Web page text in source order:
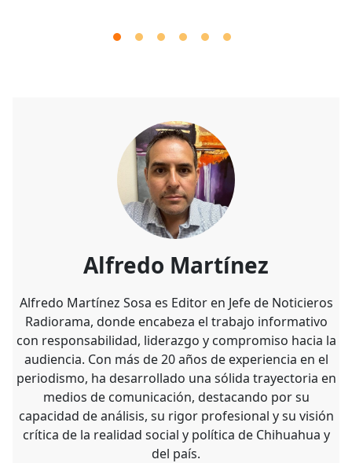
Alfredo Martínez
Alfredo Martínez Sosa es Editor en Jefe de Noticieros
Radiorama, donde encabeza el trabajo informativo
con responsabilidad, liderazgo y compromiso hacia la
audiencia. Con más de 20 años de experiencia en el
periodismo, ha desarrollado una sólida trayectoria en
medios de comunicación, destacando por su
capacidad de análisis, su rigor profesional y su visión
crítica de la realidad social y política de Chihuahua y
del país.